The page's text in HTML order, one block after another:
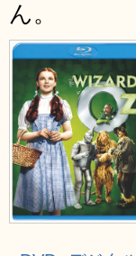
ん。